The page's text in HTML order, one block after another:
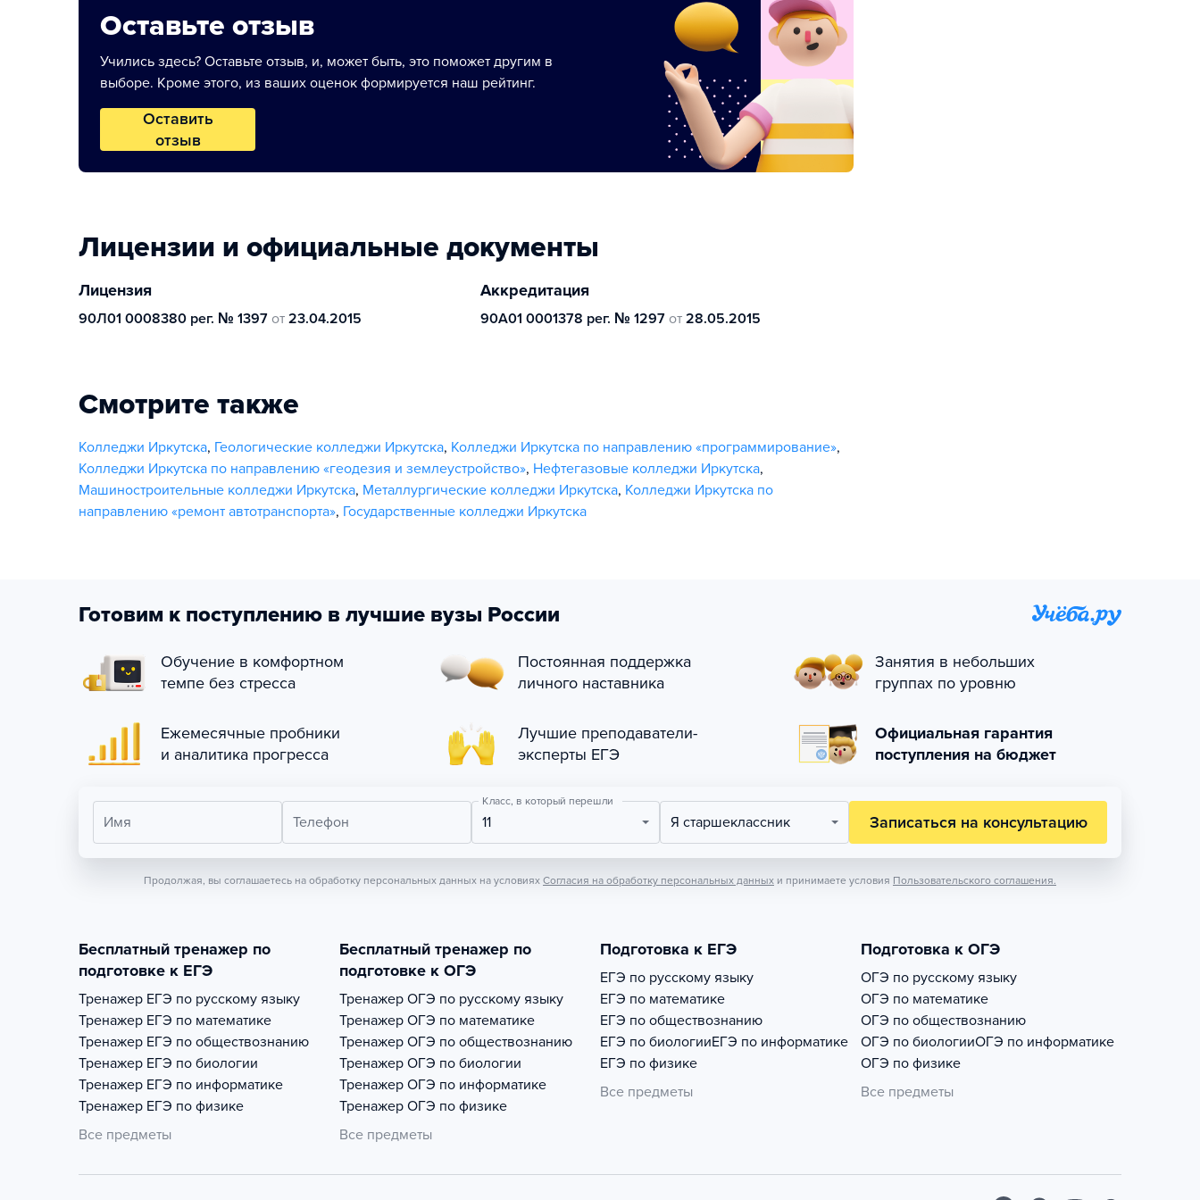
Оставьте отзыв
Учились здесь? Оставьте отзыв, и, может быть, это поможет другим в
выборе. Кроме этого, из ваших оценок формируется наш рейтинг.
Оставить
отзыв
Лицензии и официальные документы
Лицензия
90Л01 0008380 рег. № 1397 от 23.04.2015
Аккредитация
90А01 0001378 рег. № 1297 от 28.05.2015
Смотрите также
Колледжи Иркутска, Геологические колледжи Иркутска, Колледжи Иркутска по направлению «программирование»,
Колледжи Иркутска по направлению «геодезия и землеустройство», Нефтегазовые колледжи Иркутска,
Машиностроительные колледжи Иркутска, Металлургические колледжи Иркутска, Колледжи Иркутска по
направлению «ремонт автотранспорта», Государственные колледжи Иркутска
Готовим к поступлению в лучшие вузы России
Обучение в комфортном
темпе без стресса
Постоянная поддержка
личного наставника
Занятия в небольших
группах по уровню
Ежемесячные пробники
и аналитика прогресса
Лучшие преподаватели-
эксперты ЕГЭ
Официальная гарантия
поступления на бюджет
Имя Телефон
Класс, в который перешли
11 Я старшеклассник Записаться на консультацию
Продолжая, вы соглашаетесь на обработку персональных данных на условиях Согласия на обработку персональных данных и принимаете условия Пользовательского соглашения.
Бесплатный тренажер по
подготовке к ЕГЭ
Тренажер ЕГЭ по русскому языку
Тренажер ЕГЭ по математике
Тренажер ЕГЭ по обществознанию
Тренажер ЕГЭ по биологии
Тренажер ЕГЭ по информатике
Тренажер ЕГЭ по физике
Все предметы
Бесплатный тренажер по
подготовке к ОГЭ
Тренажер ОГЭ по русскому языку
Тренажер ОГЭ по математике
Тренажер ОГЭ по обществознанию
Тренажер ОГЭ по биологии
Тренажер ОГЭ по информатике
Тренажер ОГЭ по физике
Все предметы
Подготовка к ЕГЭ
ЕГЭ по русскому языку
ЕГЭ по математике
ЕГЭ по обществознанию
ЕГЭ по биологииЕГЭ по информатике
ЕГЭ по физике
Все предметы
Подготовка к ОГЭ
ОГЭ по русскому языку
ОГЭ по математике
ОГЭ по обществознанию
ОГЭ по биологииОГЭ по информатике
ОГЭ по физике
Все предметы